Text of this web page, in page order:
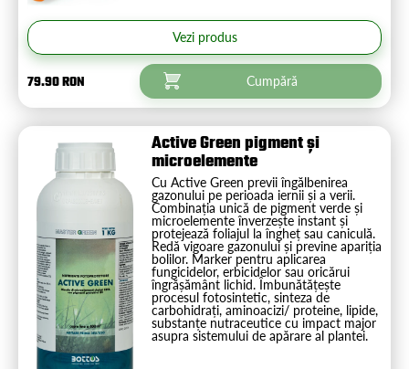
Vezi produs
79.90 RON Cumpără
Active Green pigment și
microelemente
Cu Active Green previi îngălbenirea
gazonului pe perioada iernii și a verii.
Combinația unică de pigment verde și
microelemente înverzește instant și
protejează foliajul la îngheț sau caniculă.
Redă vigoare gazonului și previne apariția
bolilor. Marker pentru aplicarea
fungicidelor, erbicidelor sau oricărui
îngrășământ lichid. Îmbunătățește
procesul fotosintetic, sinteza de
carbohidrați, aminoacizi/ proteine, lipide,
substanțe nutraceutice cu impact major
asupra sistemului de apărare al plantei.